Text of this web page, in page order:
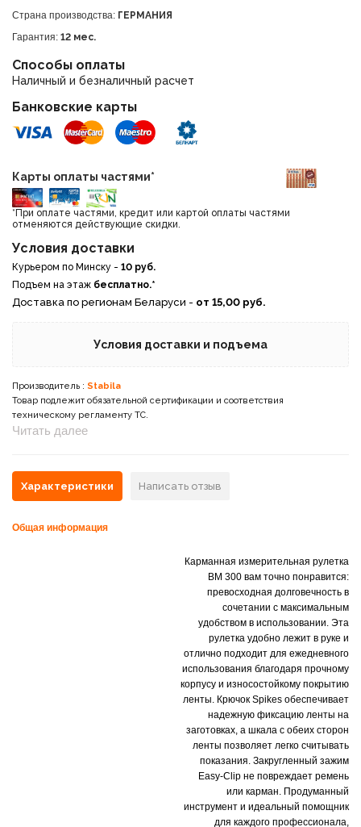
Страна производства: ГЕРМАНИЯ
Гарантия: 12 мес.
Способы оплаты
Наличный и безналичный расчет
Банковские карты
Карты оплаты частями*
*При оплате частями, кредит или картой оплаты частями
отменяются действующие скидки.
Условия доставки
Курьером по Минску - 10 руб.
Подъем на этаж бесплатно.*
Доставка по регионам Беларуси - от 15,00 руб.
Условия доставки и подъема
Производитель : Stabila
Товар подлежит обязательной сертификации и соответствия
техническому регламенту ТС.
Читать далее
Характеристики Написать отзыв
Общая информация
Карманная измерительная рулетка
BM 300 вам точно понравится:
превосходная долговечность в
сочетании с максимальным
удобством в использовании. Эта
рулетка удобно лежит в руке и
отлично подходит для ежедневного
использования благодаря прочному
корпусу и износостойкому покрытию
ленты. Крючок Spikes обеспечивает
надежную фиксацию ленты на
заготовках, а шкала с обеих сторон
ленты позволяет легко считывать
показания. Закругленный зажим
Easy-Clip не повреждает ремень
или карман. Продуманный
инструмент и идеальный помощник
для каждого профессионала,